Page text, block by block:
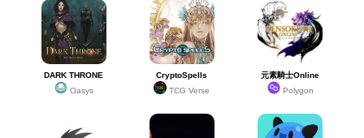
DARK THRONE
Oasys
CryptoSpells
TCG Verse
元素騎士Online
Polygon